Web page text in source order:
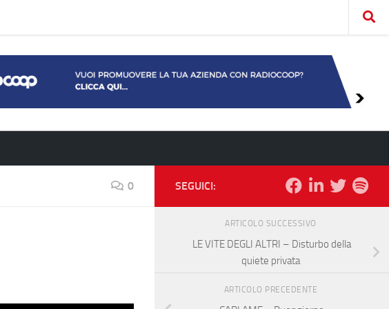
0 SEGUICI:
ARTICOLO SUCCESSIVO
LE VITE DEGLI ALTRI – Disturbo della
quiete privata
ARTICOLO PRECEDENTE